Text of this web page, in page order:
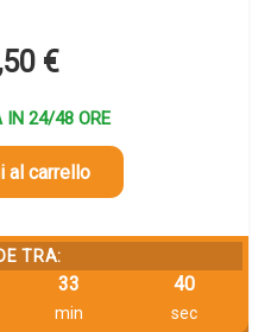
€
IN 24/48 ORE
al carrello
TRA:
33
min
39
sec